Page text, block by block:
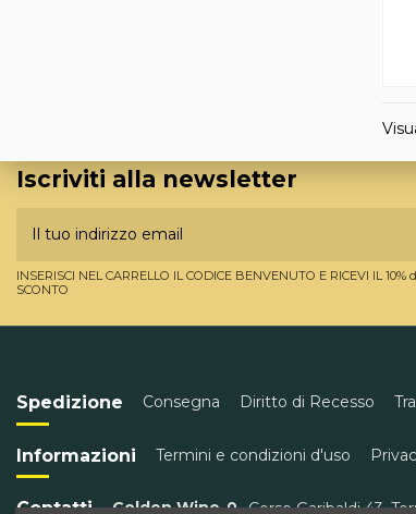
Iscriviti alla newsletter
INSERISCI NEL CARRELLO IL CODICE BENVENUTO E RICEVI IL 10%
SCONTO
Spedizione Consegna Diritto di Recesso
Informazioni Termini e condizioni d'uso
Contatti Golden Wine Corso Garibaldi 43,